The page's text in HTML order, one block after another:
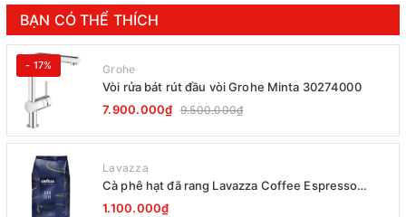
BẠN CÓ THỂ THÍCH
- 17% Grohe
Vòi rửa bát rút đầu vòi Grohe Minta 30274000
7.900.000₫ 9.500.000₫
Lavazza
Cà phê hạt đã rang Lavazza Coffee Espresso
Super Crema 1000g Date 12-2027
1.100.000₫